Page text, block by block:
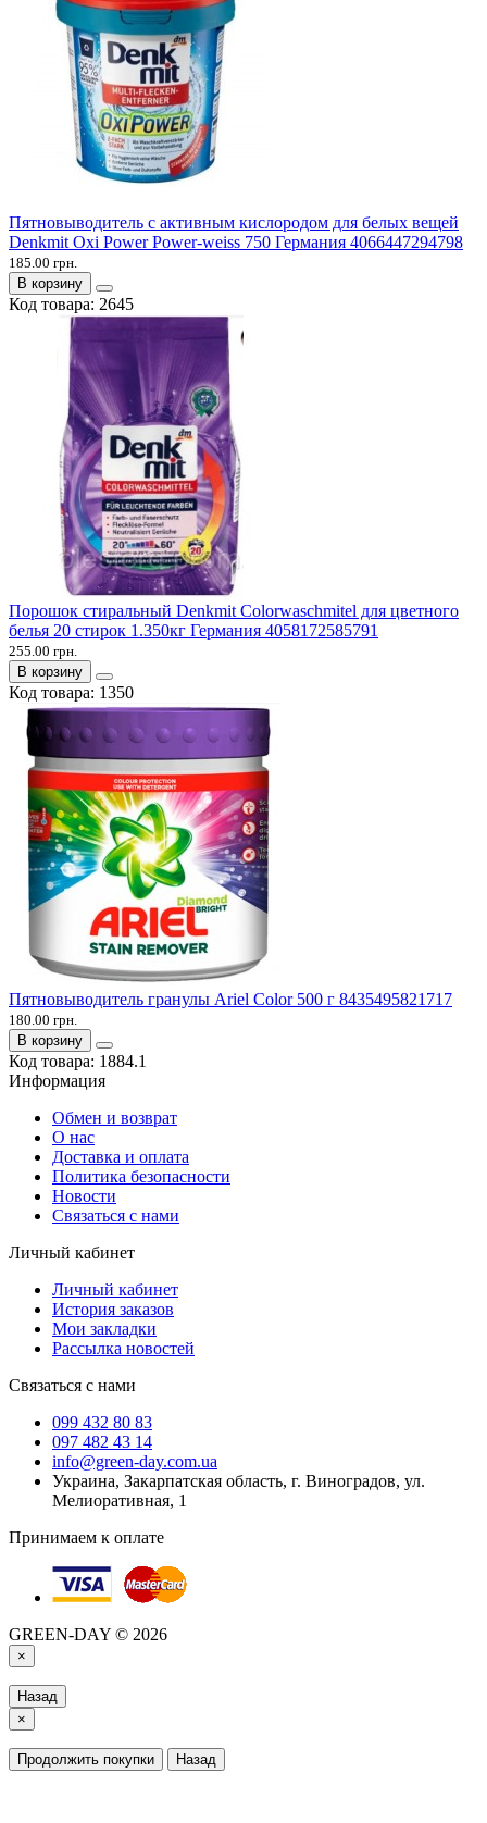
Пятновыводитель с активным кислородом для белых вещей
Denkmit Oxi Power Power-weiss 750 Германия 4066447294798
185.00 грн.
В корзину
Код товара: 2645
Порошок стиральный Denkmit Colorwaschmitel для цветного
белья 20 стирок 1.350кг Германия 4058172585791
255.00 грн.
В корзину
Код товара: 1350
Пятновыводитель гранулы Ariel Color 500 г 8435495821717
180.00 грн.
В корзину
Код товара: 1884.1
Информация
Обмен и возврат
О нас
Доставка и оплата
Политика безопасности
Новости
Связаться с нами
Личный кабинет
Личный кабинет
История заказов
Мои закладки
Рассылка новостей
Связаться с нами
099 432 80 83
097 482 43 14
info@green-day.com.ua
Украина, Закарпатская область, г. Виноградов, ул.
Мелиоративная, 1
Принимаем к оплате
GREEN-DAY © 2026
×
Назад
×
Продолжить покупки Назад